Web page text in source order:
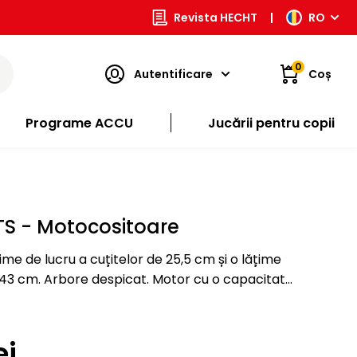
Revista HECHT | RO
Autentificare 0 Coș
Programe ACCU Jucării pentru copii
- Motocositoare
de lucru a cuțitelor de 25,5 cm și o lățime
cm. Arbore despicat. Motor cu o capacitate